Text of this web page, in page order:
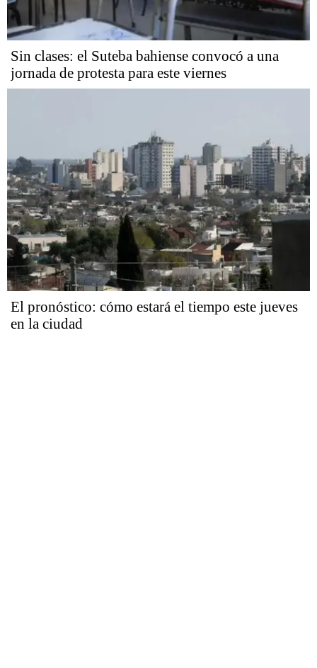
Sin clases: el Suteba bahiense convocó a una
jornada de protesta para este viernes
El pronóstico: cómo estará el tiempo este jueves
en la ciudad